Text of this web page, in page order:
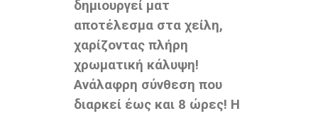
δημιουργεί ματ
αποτέλεσμα στα χείλη,
χαρίζοντας πλήρη
χρωματική κάλυψη!
Ανάλαφρη σύνθεση που
διαρκεί έως και 8 ώρες! Η